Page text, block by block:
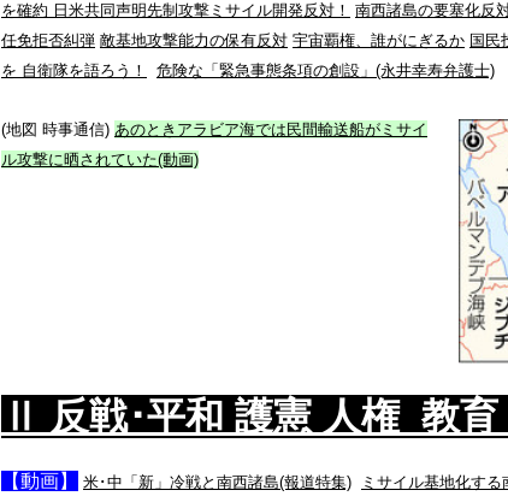
を確約 日米共同声明先制攻撃ミサイル開発反対！ 南西諸島の要塞化反
任免拒否糾弾 敵基地攻撃能力の保有反対 宇宙覇権、誰がにぎるか 国民
を 自衛隊を語ろう！
危険な「緊急事態条項の創設」(永井幸寿弁護士)
(地図 時事通信) あのときアラビア海では民間輸送船が ミサイ
ル攻撃に晒されていた(動画)
Ⅱ 反戦･平和 護憲 人権 教育
【動画】 米･中「新」冷戦と南西諸島(報道特集) ミサイル基地化する